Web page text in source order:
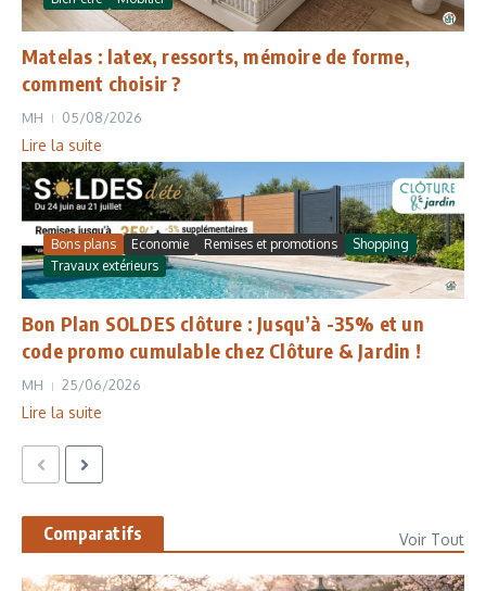
Matelas : latex, ressorts, mémoire de forme,
comment choisir ?
MH 05/08/2026
Lire la suite
Bons plans Economie Remises et promotions
Shopping
Travaux extérieurs
Bon Plan SOLDES clôture : Jusqu’à -35% et un
code promo cumulable chez Clôture & Jardin !
MH 25/06/2026
Lire la suite
Comparatifs Voir Tout